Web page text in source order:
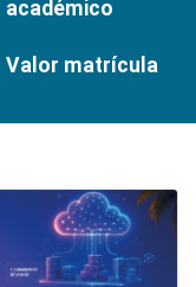
académico
Valor matrícula